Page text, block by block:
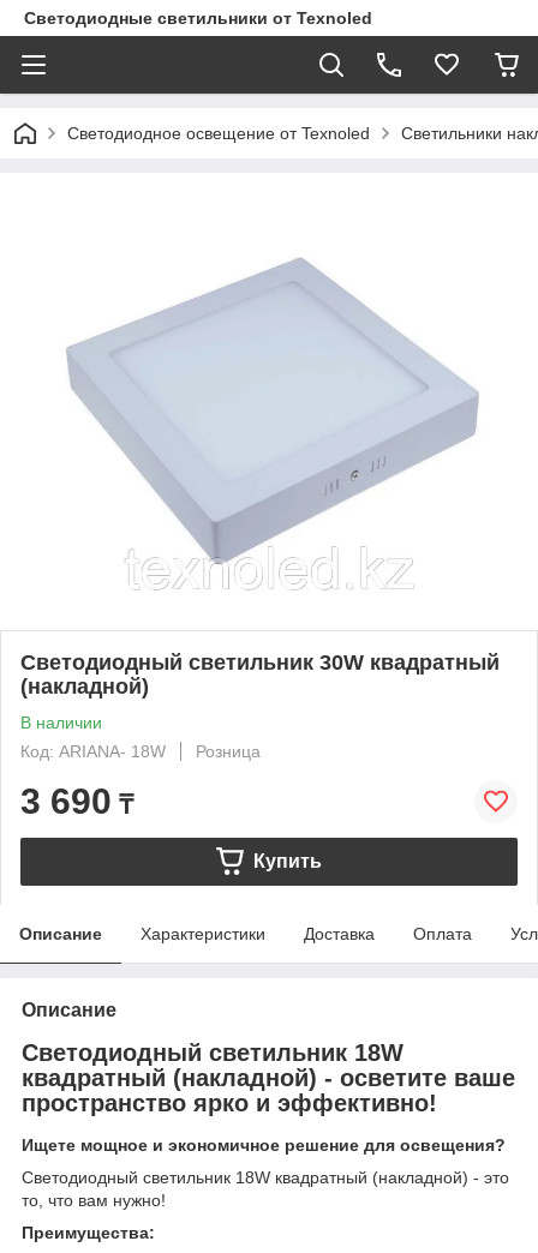
Светодиодные светильники от Texnoled
Светодиодное освещение от Texnoled Светильники
Светодиодный светильник 30W квадратный
(накладной)
В наличии
Код: ARIANA- 18W
Розница
3 690 ₸
Купить
Описание Характеристики Доставка Оплата
Описание
Светодиодный светильник 18W
квадратный (накладной) - осветите ваше
пространство ярко и эффективно!
Ищете мощное и экономичное решение для освещения?
Светодиодный светильник 18W квадратный (накладной) - это
то, что вам нужно!
Преимущества: